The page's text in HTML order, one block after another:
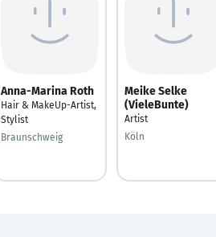
Anna-Marina Roth
Hair & MakeUp-Artist,
Stylist
Braunschweig
Meike Selke
(VieleBunte)
Artist
Köln